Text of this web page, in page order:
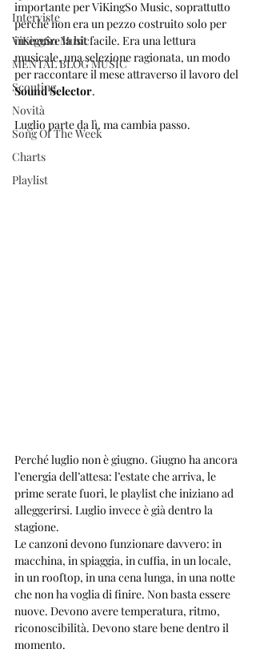
Interviste
ViKingSo Music
MENTAL BLOG MUSIC
Scouting
Novità
Song Of The Week
Charts
Playlist
importante per ViKingSo Music, soprattutto
perché non era un pezzo costruito solo per
inseguire la hit facile. Era una lettura
musicale, una selezione ragionata, un modo
per raccontare il mese attraverso il lavoro del
Sound Selector.
Luglio parte da lì, ma cambia passo.
Perché luglio non è giugno. Giugno ha ancora
l’energia dell’attesa: l’estate che arriva, le
prime serate fuori, le playlist che iniziano ad
alleggerirsi. Luglio invece è già dentro la
stagione.
Le canzoni devono funzionare davvero: in
macchina, in spiaggia, in cuffia, in un locale,
in un rooftop, in una cena lunga, in una notte
che non ha voglia di finire. Non basta essere
nuove. Devono avere temperatura, ritmo,
riconoscibilità. Devono stare bene dentro il
momento.